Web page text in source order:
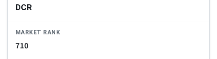
DCR
MARKET RANK
710